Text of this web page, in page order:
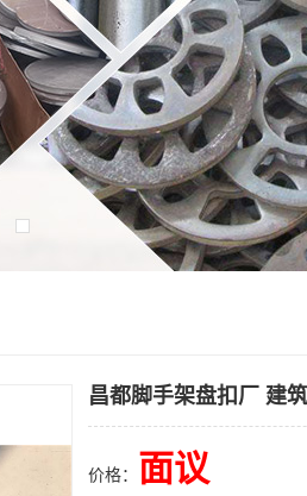
昌都脚手架盘扣厂 建
价格： 面议